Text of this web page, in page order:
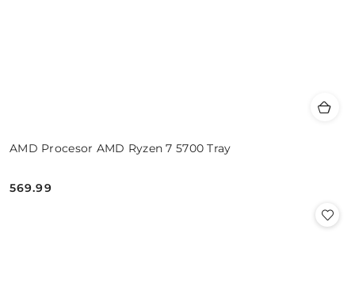
AMD Procesor AMD Ryzen 7 5700 Tray
Cena:
569.99